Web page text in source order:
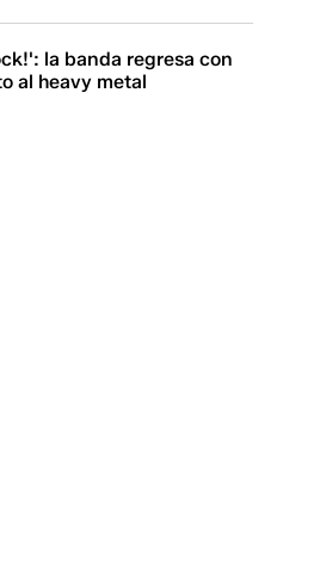
la banda regresa con
al heavy metal